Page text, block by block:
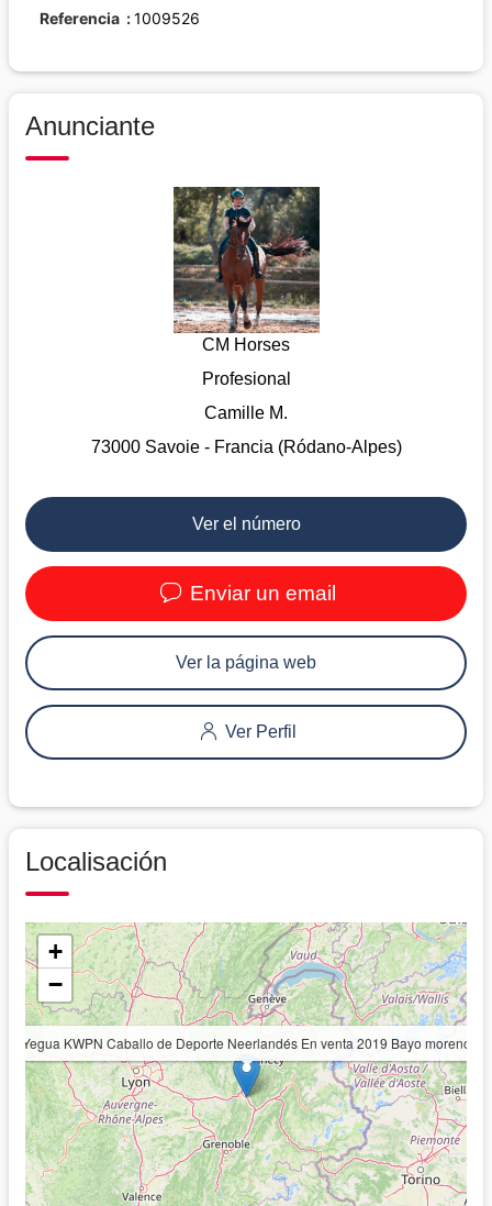
Referencia 1009526
Anunciante
CM Horses
Profesional
Camille M.
73000 Savoie - Francia (Ródano-Alpes)
Ver el número
Enviar un email
Ver la página web
Ver Perfil
Localisación
Yegua KWPN Caballo de Deporte Neerlandés En venta 2019 Bayo moreno
+
−